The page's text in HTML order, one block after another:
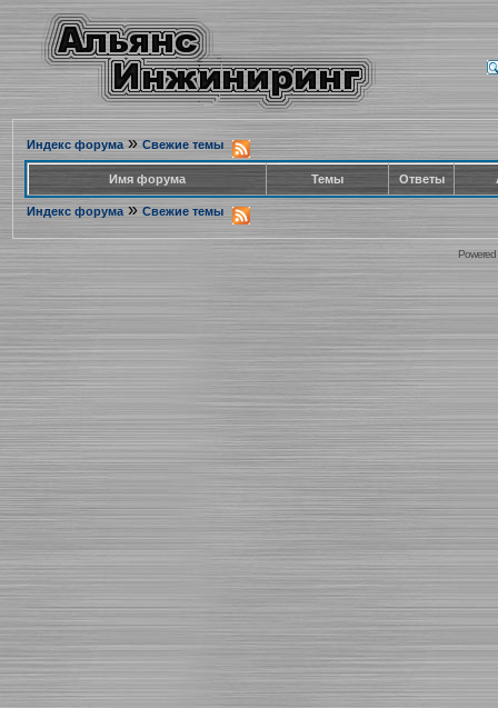
Индекс форума» Свежие темы
Имя форума Темы Ответы
Индекс форума » Свежие темы